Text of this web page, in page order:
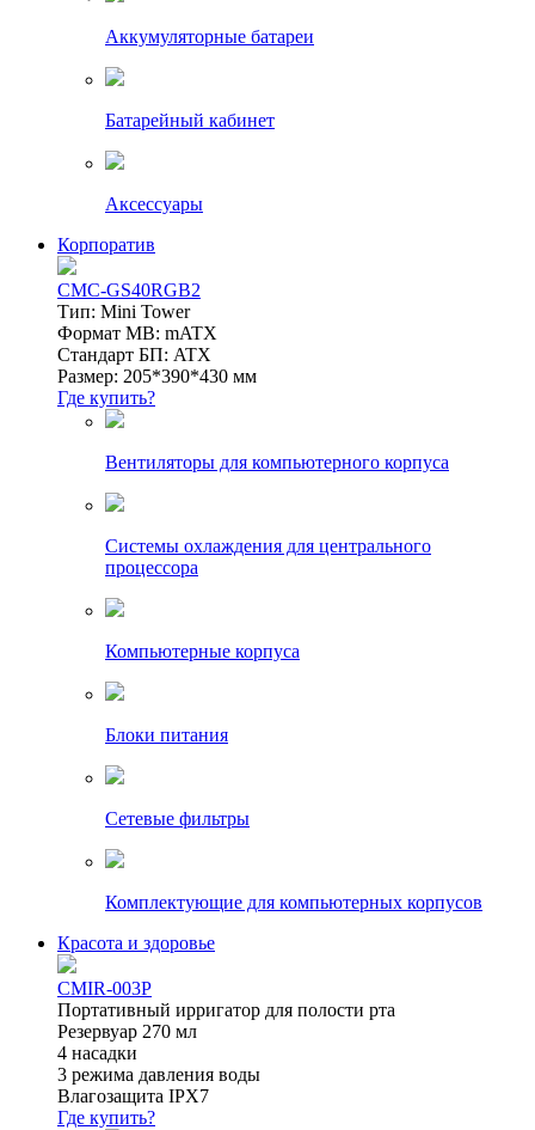
Аккумуляторные батареи
Батарейный кабинет
Аксессуары
Корпоратив
CMC-GS40RGB2
Тип: Mini Tower
Формат MB: mATX
Стандарт БП: ATX
Размер: 205*390*430 мм
Где купить?
Вентиляторы для компьютерного корпуса
Системы охлаждения для центрального
процессора
Компьютерные корпуса
Блоки питания
Сетевые фильтры
Комплектующие для компьютерных корпусов
Красота и здоровье
CMIR-003P
Портативный ирригатор для полости рта
Резервуар 270 мл
4 насадки
3 режима давления воды
Влагозащита IPX7
Где купить?